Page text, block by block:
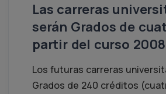
Las carreras
serán Grados de
partir del curso
Los futuras carreras
Grados de 240 créditos